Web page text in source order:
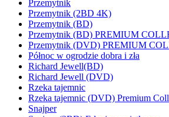
Przemytnik
Przemytnik (2BD 4K)
Przemytnik (BD)
Przemytnik (BD) PREMIUM
Przemytnik (DVD) PREMIUM
Północ w ogrodzie dobra i zła
Richard Jewell(BD)
Richard Jewell (DVD)
Rzeka tajemnic
Rzeka tajemnic (DVD) Premium
Snajper